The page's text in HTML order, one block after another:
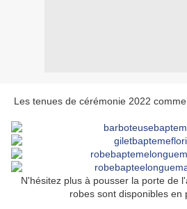
Les tenues de cérémonie 2022
N'hésitez plus à pousser la porte de
robes sont disponibles en